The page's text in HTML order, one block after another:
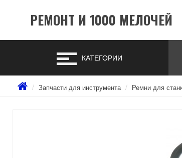
РЕМОНТ И 1000 МЕЛОЧЕЙ
КАТЕГОРИИ
Запчасти для инструмента Ремни для